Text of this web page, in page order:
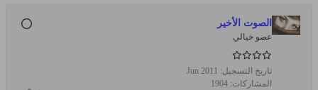
الصوت الأخير
عضو خيالي
تاريخ التسجيل: Jun 2011
المشاركات: 1904